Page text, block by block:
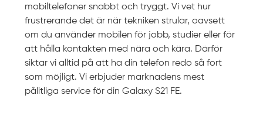
mobiltelefoner snabbt och tryggt. Vi vet hur
frustrerande det är när tekniken strular, oavsett
om du använder mobilen för jobb, studier eller för
att hålla kontakten med nära och kära. Därför
siktar vi alltid på att ha din telefon redo så fort
som möjligt. Vi erbjuder marknadens mest
pålitliga service för din Galaxy S21 FE.